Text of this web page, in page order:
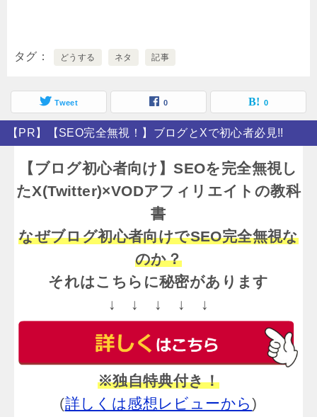
タグ どうする ネタ 記事
Tweet 0 0
【PR】【SEO完全無視！】ブログとXで初心者必見!!
【ブログ初心者向け】SEOを完全無視し
たX(Twitter)×VODアフィリエイトの教科
書
なぜブログ初心者向けでSEO完全無視な
のか？
それはこちらに秘密があります
↓ ↓ ↓ ↓ ↓
※独自特典付き！
(詳しくは感想レビューから)